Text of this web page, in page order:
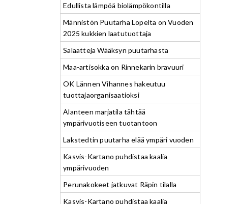
Edullista lämpöä biolämpökontilla
Männistön Puutarha Lopelta on Vuoden
2025 kukkien laatutuottaja
Salaatteja Wääksyn puutarhasta
Maa-artisokka on Rinnekarin bravuuri
OK Lännen Vihannes hakeutuu
tuottajaorganisaatioksi
Alanteen marjatila tähtää
ympärivuotiseen tuotantoon
Lakstedtin puutarha elää ympäri vuoden
Kasvis-Kartano puhdistaa kaalia
ympärivuoden
Perunakokeet jatkuvat Räpin tilalla
Kasvis-Kartano puhdistaa kaalia